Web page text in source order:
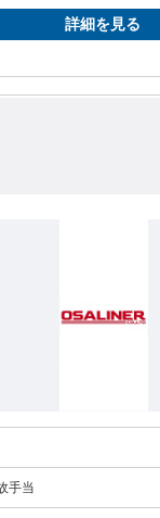
詳細を見る
あり ・賞与 年２回 ・無事故手当